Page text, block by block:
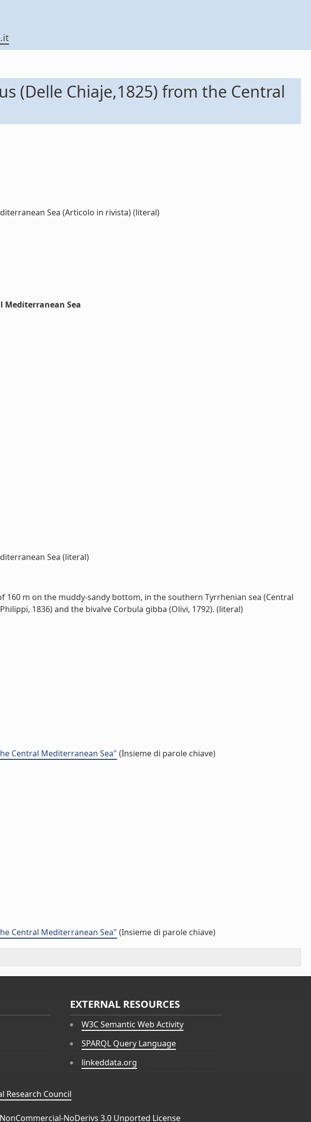
(Delle Chiaje,1825) from the Central
Sea (Articolo in rivista) (literal)
Mediterranean Sea
Sea (literal)
m on the muddy-sandy bottom, in the southern Tyrrhenian sea (Central
1836) and the bivalve Corbula gibba (Olivi, 1792). (literal)
Central Mediterranean Sea" (Insieme di parole chiave)
Central Mediterranean Sea" (Insieme di parole chiave)
EXTERNAL RESOURCES
W3C Semantic Web Activity
SPARQL Query Language
linkeddata.org
Research Council
NoDerivs 3.0 Unported License